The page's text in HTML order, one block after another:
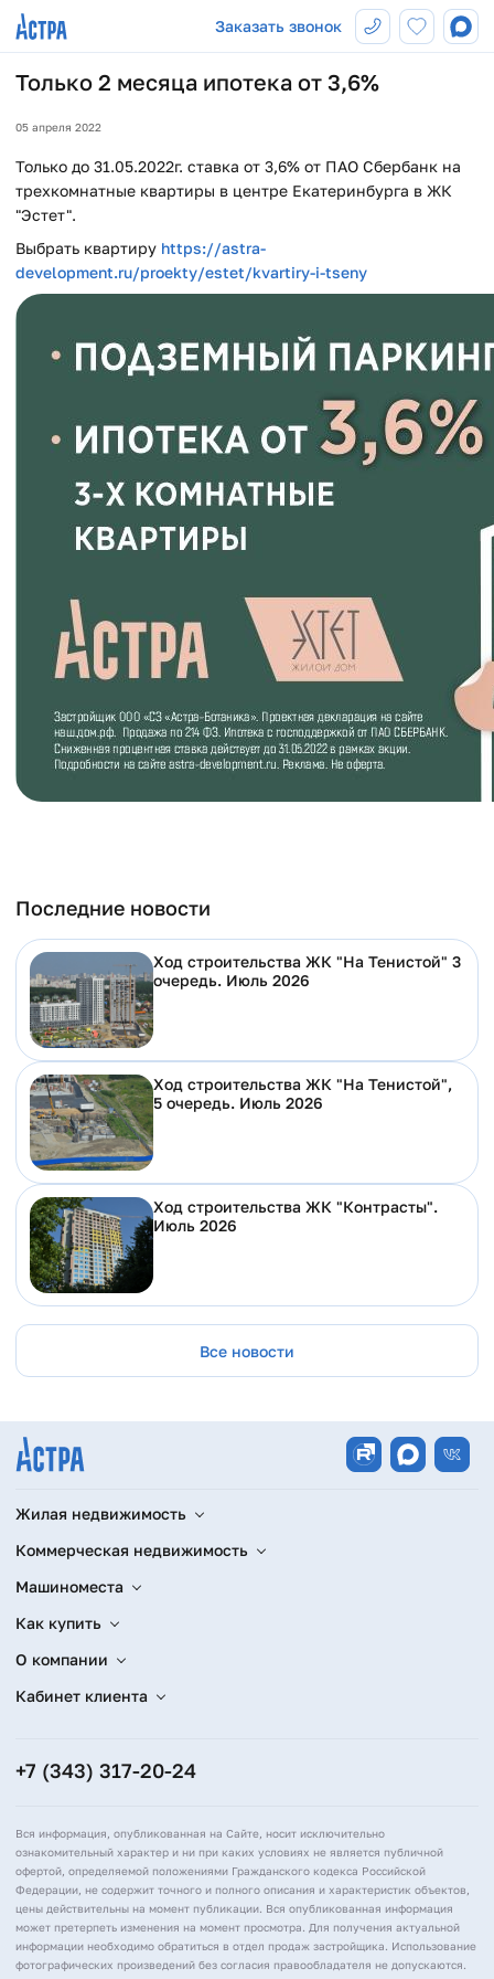
Заказать звонок
Только 2 месяца ипотека от 3,6%
05 апреля 2022
Только до 31.05.2022г. ставка от 3,6% от ПАО Сбербанк на
трехкомнатные квартиры в центре Екатеринбурга в ЖК
"Эстет".
Выбрать квартиру https://astra-
development.ru/proekty/estet/kvartiry-i-tseny
Последние новости
Ход строительства ЖК "На Тенистой" 3
очередь. Июль 2026
Ход строительства ЖК "На Тенистой",
5 очередь. Июль 2026
Ход строительства ЖК "Контрасты".
Июль 2026
Все новости
Жилая недвижимость
Коммерческая недвижимость
Машиноместа
Как купить
О компании
Кабинет клиента
+7 (343) 317-20-24
Вся информация, опубликованная на Сайте, носит исключительно
ознакомительный характер и ни при каких условиях не является публичной
офертой, определяемой положениями Гражданского кодекса Российской
Федерации, не содержит точного и полного описания и характеристик объектов,
цены действительны на момент публикации. Вся опубликованная информация
может претерпеть изменения на момент просмотра. Для получения актуальной
информации необходимо обратиться в отдел продаж застройщика. Использование
фотографических произведений без согласия правообладателя не допускаются.